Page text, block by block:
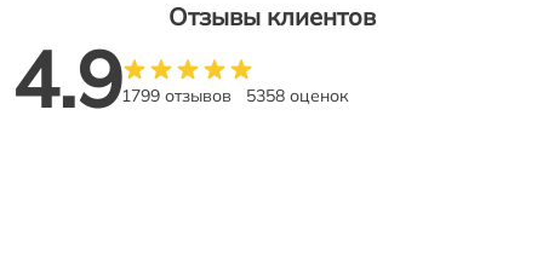
Отзывы клиентов
4.91799 отзывов 5358 оценок